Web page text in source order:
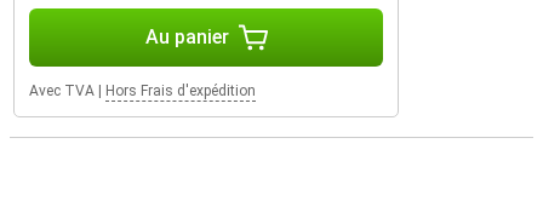
Au panier
Avec TVA Hors Frais d'expédition